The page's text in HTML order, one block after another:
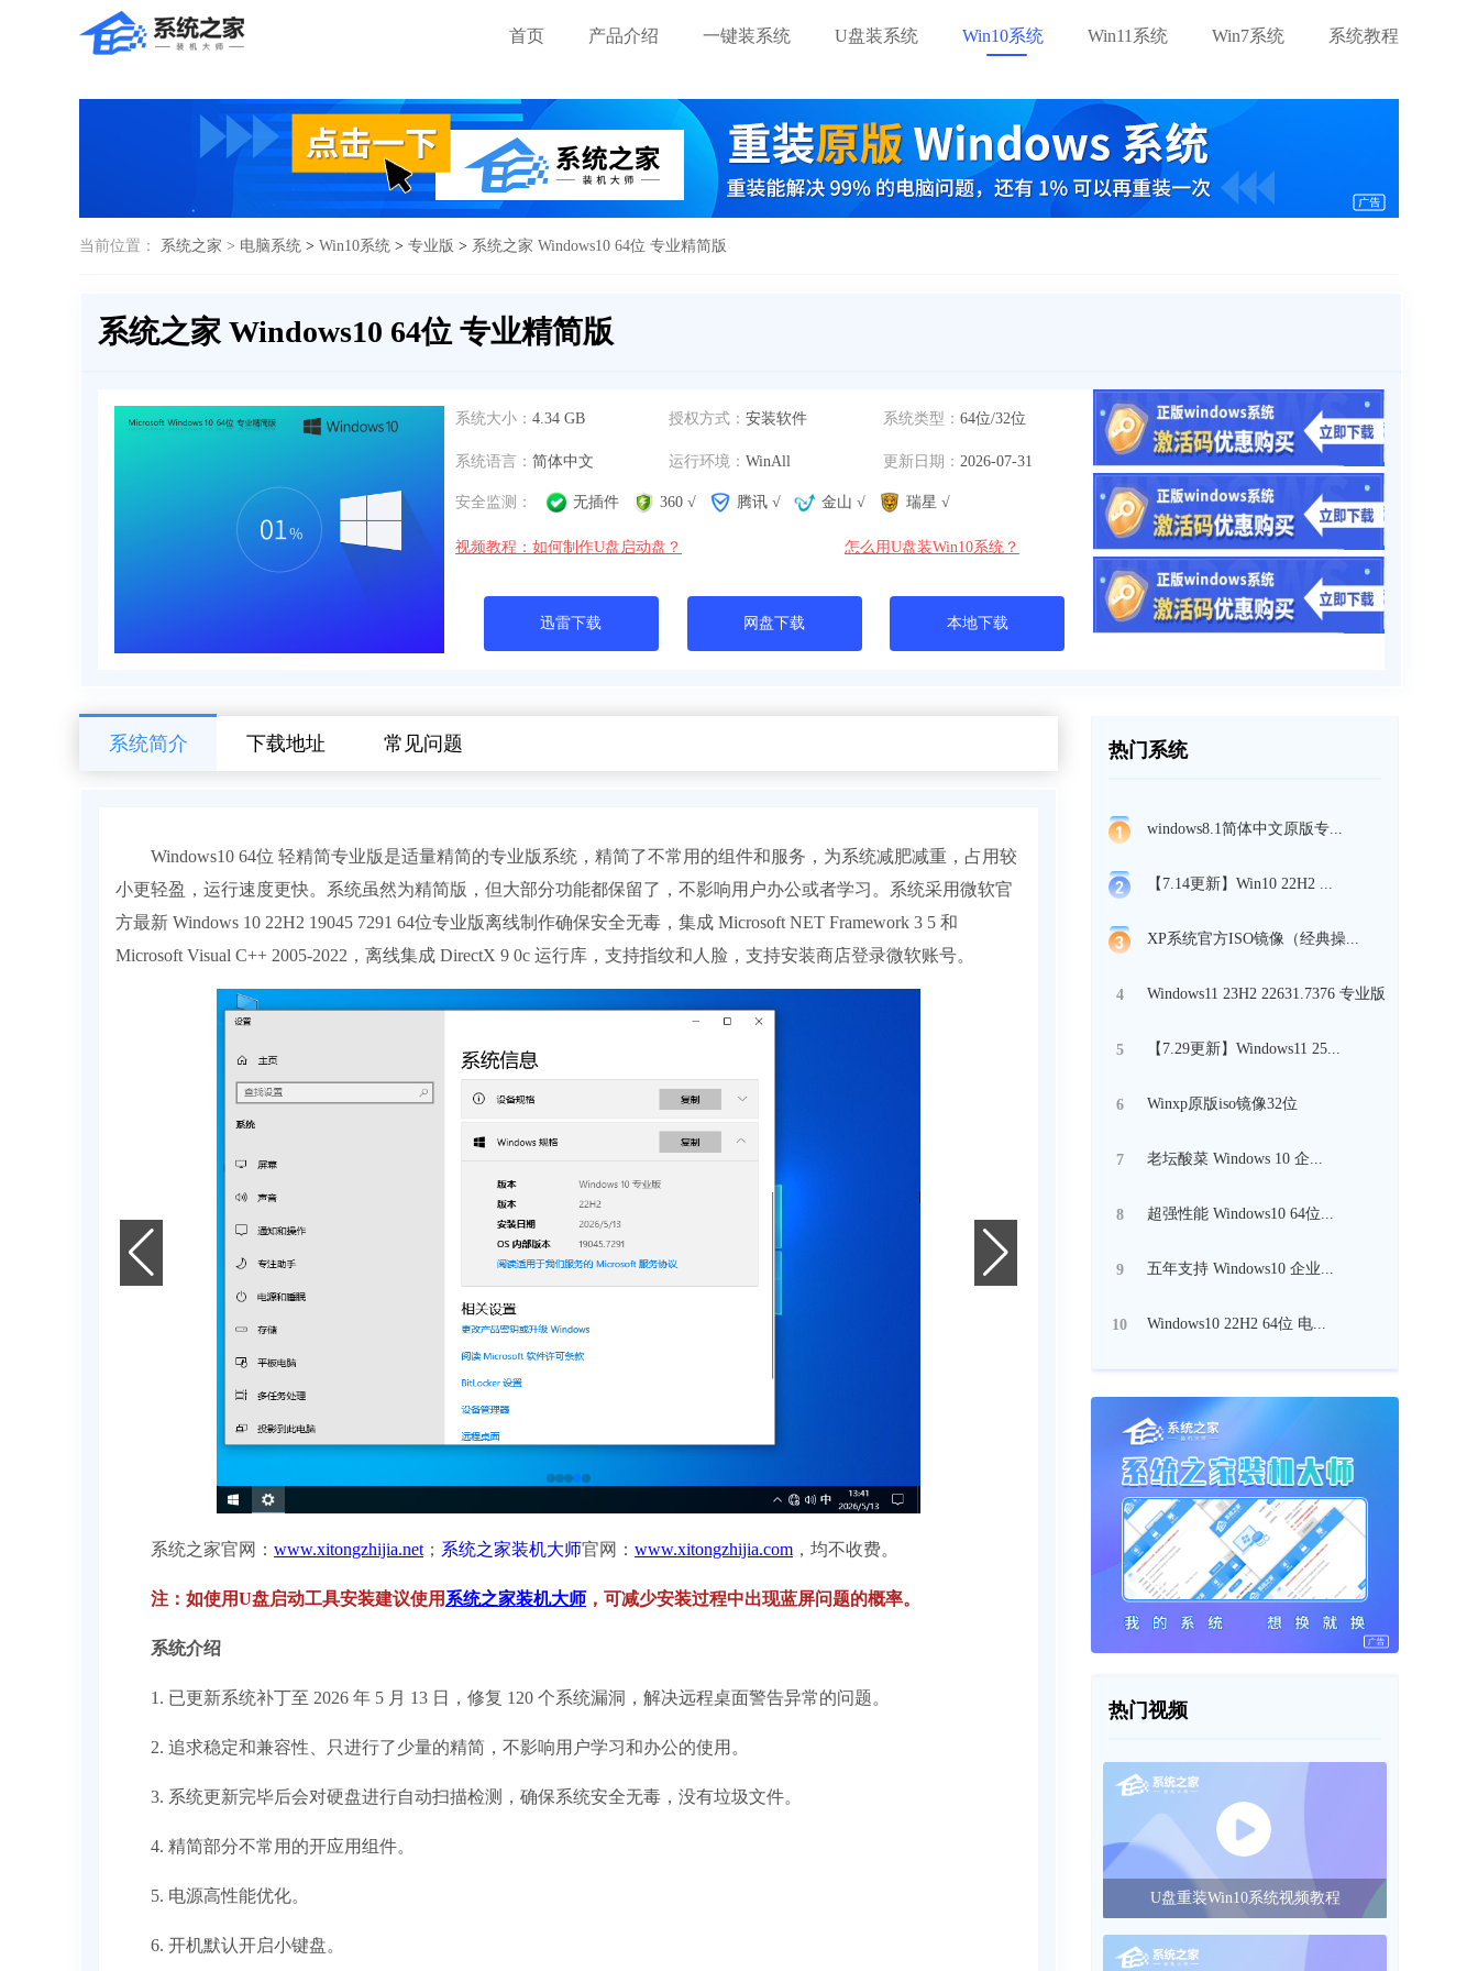
首页 产品介绍 一键装系统 U盘装系统 Win10系统 Win11系统 Win7系统 系统教程
当前位置： 系统之家 > 电脑系统 > Win10系统 > 专业版 > 系统之家 Windows10 64位 专业精简版
系统之家 Windows10 64位 专业精简版
系统大小： 4.34 GB 授权方式：安装软件 系统类型： 64位/32位
系统语言： 简体中文 运行环境：WinAll 更新日期： 2026-07-31
安全监测： 无插件 360 √ 腾讯 √ 金山 √ 瑞星 √
视频教程：如何制作U盘启动盘？ 怎么用U盘装Win10系统？
迅雷下载 网盘下载 本地下载
系统简介 下载地址 常见问题
Windows10 64位 轻精简专业版是适量精简的专业版系统，精简了不常用的组件和服务，为系统减肥减重，占用较
小更轻盈，运行速度更快。系统虽然为精简版，但大部分功能都保留了，不影响用户办公或者学习。系统采用微软官
方最新 Windows 10 22H2 19045 7291 64位专业版离线制作确保安全无毒，集成 Microsoft NET Framework 3 5 和
Microsoft Visual C++ 2005-2022，离线集成 DirectX 9 0c 运行库，支持指纹和人脸，支持安装商店登录微软账号。
系统之家官网： www.xitongzhijia.net ； 系统之家装机大师官网： www.xitongzhijia.com ，均不收费。
注：如使用U盘启动工具安装建议使用 系统之家装机大师 ，可减少安装过程中出现蓝屏问题的概率。
系统介绍
1. 已更新系统补丁至 2026 年 5 月 13 日，修复 120 个系统漏洞，解决远程桌面警告异常的问题。
2. 追求稳定和兼容性、只进行了少量的精简，不影响用户学习和办公的使用。
3. 系统更新完毕后会对硬盘进行自动扫描检测，确保系统安全无毒，没有垃圾文件。
4. 精简部分不常用的开应用组件。
5. 电源高性能优化。
6. 开机默认开启小键盘。
热门系统
windows8.1简体中文原版专...
【7.14更新】Win10 22H2 ...
XP系统官方ISO镜像（经典操...
4 Windows11 23H2 22631.7376 专业版
5 【7.29更新】Windows11 25...
6 Winxp原版iso镜像32位
7 老坛酸菜 Windows 10 企...
8 超强性能 Windows10 64位...
9 五年支持 Windows10 企业...
10 Windows10 22H2 64位 电...
热门视频
U盘重装Win10系统视频教程